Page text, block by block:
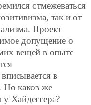
отмежеваться
так и от
Проект
допущение о
вещей в опыте
в
Но каков же
у Хайдеггера?